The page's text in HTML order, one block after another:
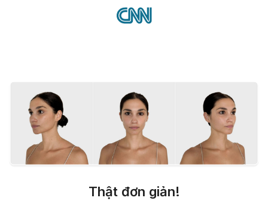
Thật đơn giản!